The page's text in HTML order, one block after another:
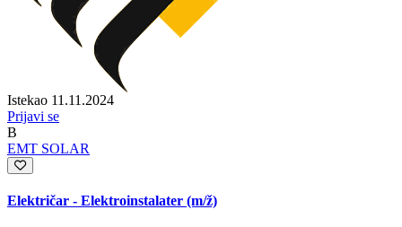
Istekao 11.11.2024
Prijavi se
B
EMT SOLAR
Električar - Elektroinstalater (m/ž)